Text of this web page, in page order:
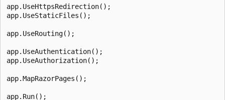
app.UseHttpsRedirection();
app.UseStaticFiles();
app.UseRouting();
app.UseAuthentication();
app.UseAuthorization();
app.MapRazorPages();